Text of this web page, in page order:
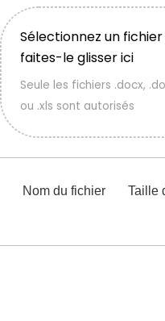
Nom du fichier Taille
Sélectionnez un fichier
faites-le glisser ici
Seule les fichiers .docx,
ou .xls sont autorisés